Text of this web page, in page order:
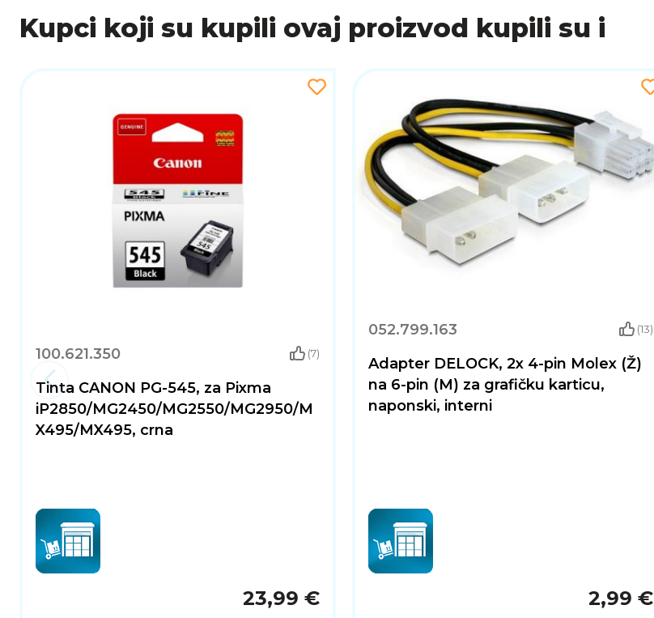
Kupci koji su kupili ovaj proizvod kupili su i
100.621.350 (7)
Tinta CANON PG-545, za Pixma
iP2850/MG2450/MG2550/MG2950/M
X495/MX495, crna
23,99 €
052.799.163 (13)
Adapter DELOCK, 2x 4-pin Molex (Ž)
na 6-pin (M) za grafičku karticu,
naponski, interni
2,99 €